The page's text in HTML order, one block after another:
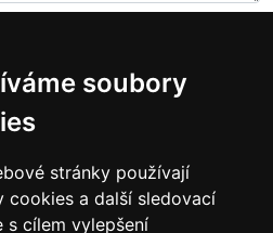
soubory
stránky používají
cookies a další sledovací
s cílem vylepšení